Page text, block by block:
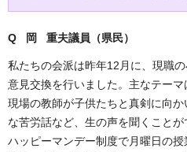
Q 岡 重夫議員（県民）
私たちの会派は昨年12月に、現職
意見交換を行いました。主なテーマ
現場の教師が子供たちと真剣に向
な苦労話など、生の声を聞くこと
ハッピーマンデー制度で月曜日の授